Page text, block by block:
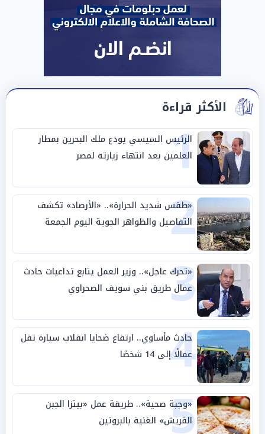
الأكثر قراءة
1
الرئيس السيسي يودع ملك البحرين بمطار
العلمين بعد انتهاء زيارته لمصر
2
«طقس شديد الحرارة».. «الأرصاد» تكشف
التفاصيل والظواهر الجوية اليوم الجمعة
3
«تحرك عاجل».. وزير العمل يتابع تداعيات حادث
عمال طريق بني سويف الصحراوي
4
حادث مأساوي.. ارتفاع ضحايا انقلاب سيارة تقل
عمالًا إلى 14 شخصًا
«وجبة صحية».. طريقة عمل «بيتزا الجبن
القريش» الغنية بالبروتين